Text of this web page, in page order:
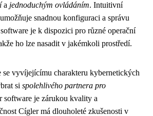
a jednoduchým ovládáním. Intuitivní
snadnou konfiguraci a správu
je k dispozici pro různé operační
ho lze nasadit v jakémkoli prostředí.
se vyvíjejícímu charakteru kybernetických
si spolehlivého partnera pro
software je zárukou kvality a
Cígler má dlouholeté zkušenosti v